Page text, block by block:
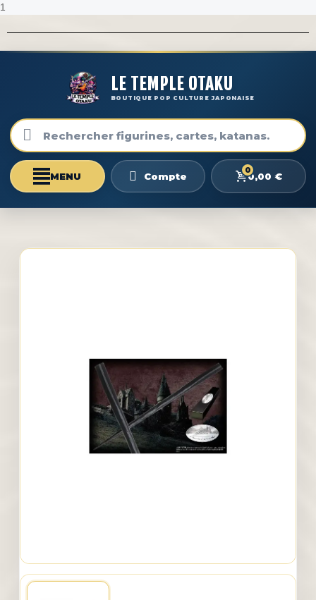
1
LE TEMPLE OTAKU
BOUTIQUE POP CULTURE JAPONAISE
Compte
0
0,00 €